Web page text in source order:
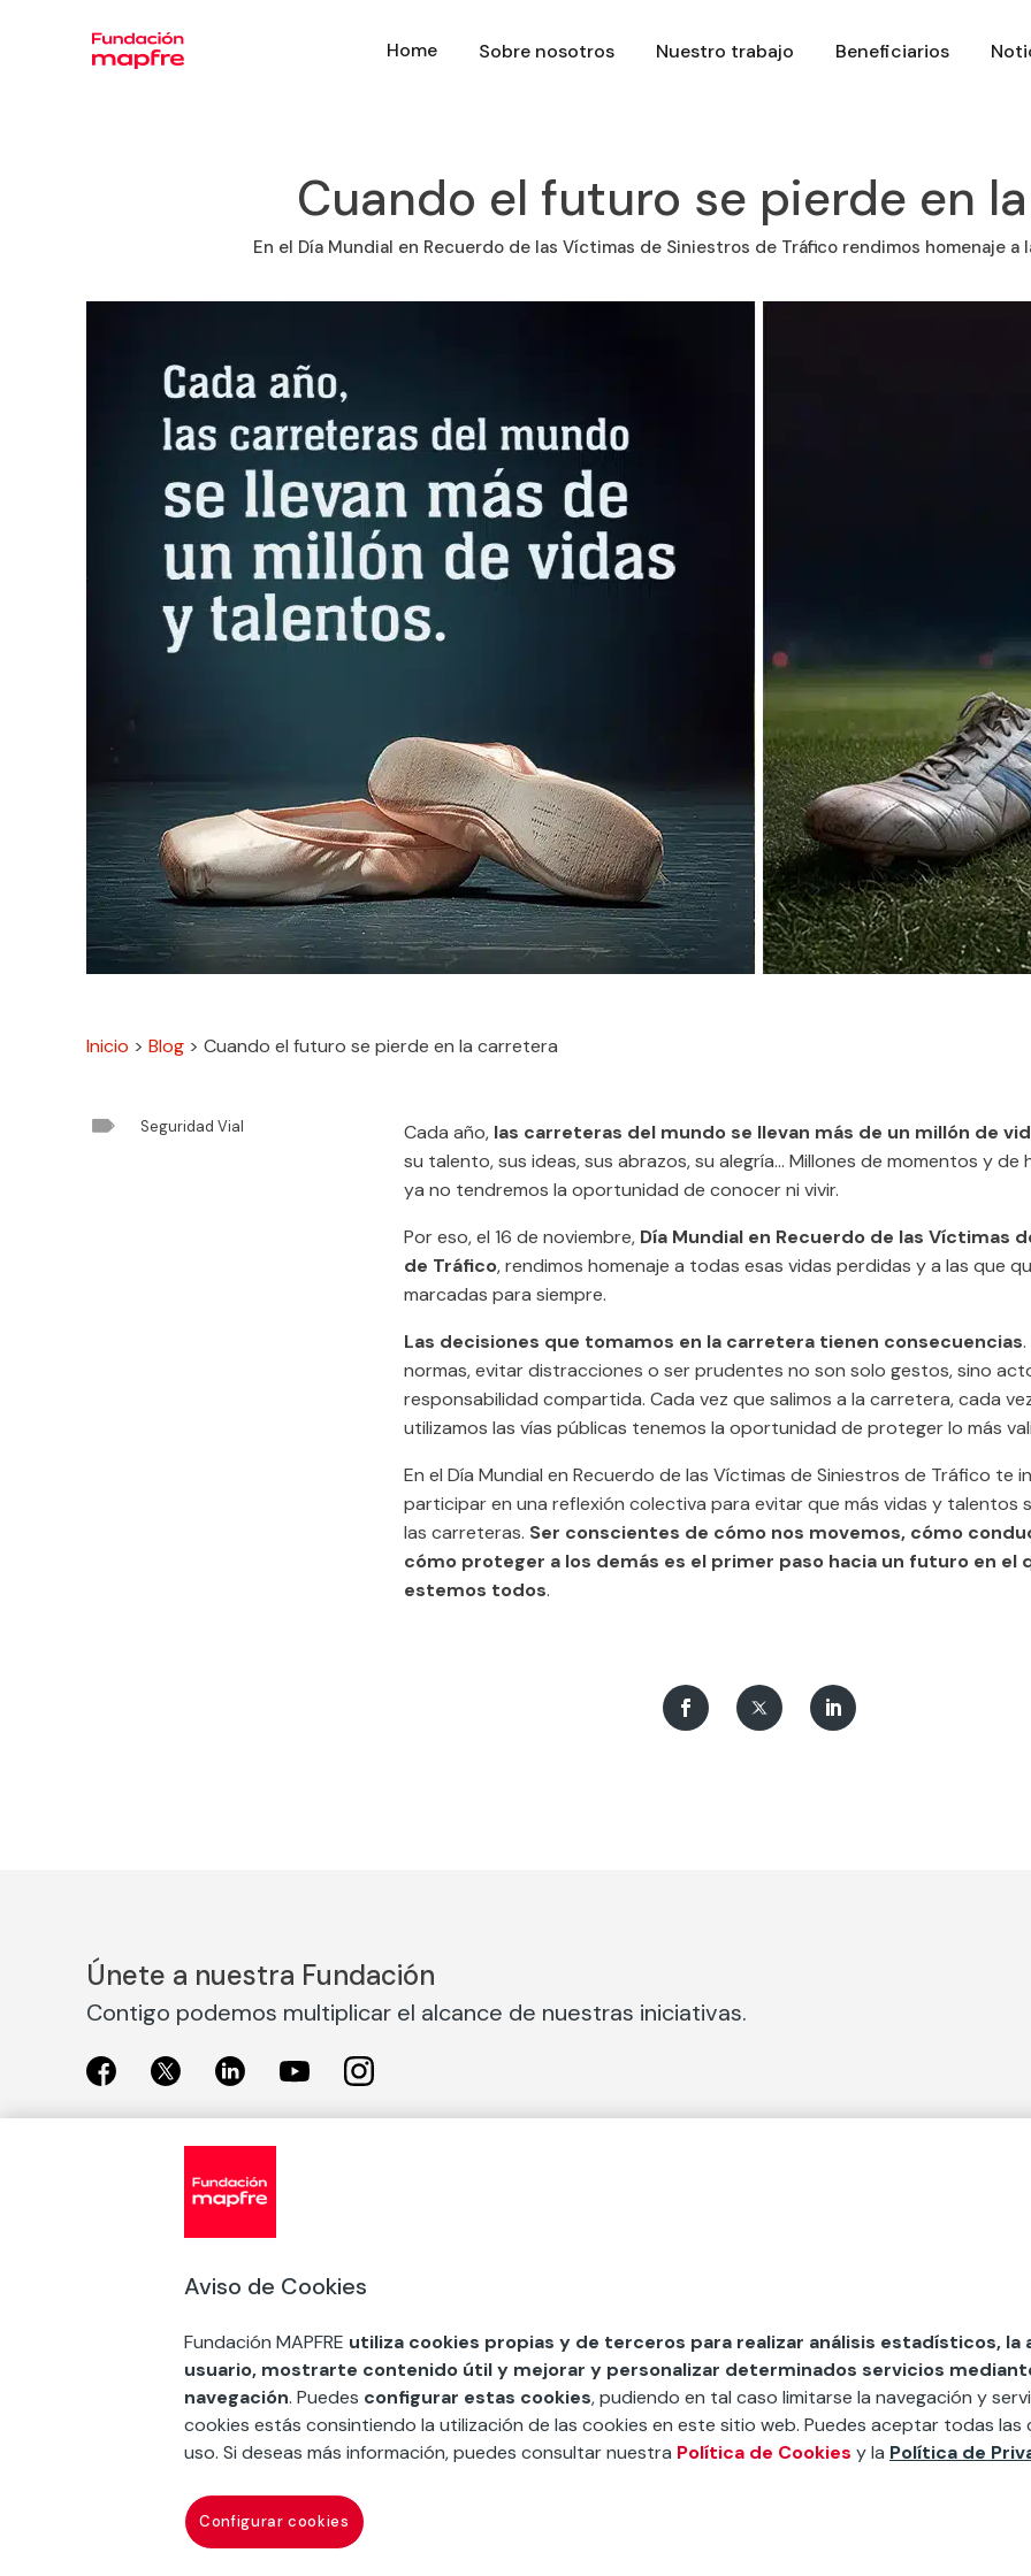
Home Sobre nosotros Nuestro trabajo Beneficiarios
Cuando el futuro se pierde en
En el Día Mundial en Recuerdo de las Víctimas de Siniestros de Tráfico rendimos homenaje
Inicio > Blog > Cuando el futuro se pierde en la carretera
 Seguridad Vial Cada año, las carreteras del mundo se llevan más de un millón de
su talento, sus ideas, sus abrazos, su alegría… Millones de momentos y de
ya no tendremos la oportunidad de conocer ni vivir.
Por eso, el 16 de noviembre, Día Mundial en Recuerdo de las Víctimas
de Tráfico, rendimos homenaje a todas esas vidas perdidas y a las que
marcadas para siempre.
Las decisiones que tomamos en la carretera tienen consecuencias
normas, evitar distracciones o ser prudentes no son solo gestos, sino
responsabilidad compartida. Cada vez que salimos a la carretera, cada
utilizamos las vías públicas tenemos la oportunidad de proteger lo más
En el Día Mundial en Recuerdo de las Víctimas de Siniestros de Tráfico te
participar en una reflexión colectiva para evitar que más vidas y talentos
las carreteras. Ser conscientes de cómo nos movemos, cómo
cómo proteger a los demás es el primer paso hacia un futuro en el
estemos todos.
Únete a nuestra Fundación
Contigo podemos multiplicar el alcance de nuestras iniciativas.
Exposiciones en Madrid
Exposiciones en Barcelona
COMPRAR ENTRADA
Premios y ayudas
FSE+
Contacto
Nuestros Podcast
Sistema Interno de Información
Sala de Prensa
Fundación Mapfre Canarias
Aviso de Cookies
Fundación MAPFRE utiliza cookies propias y de terceros para realizar análisis estadísticos, la
usuario, mostrarte contenido útil y mejorar y personalizar determinados servicios
navegación. Puedes configurar estas cookies, pudiendo en tal caso limitarse la navegación y
cookies estás consintiendo la utilización de las cookies en este sitio web. Puedes aceptar todas las
uso. Si deseas más información, puedes consultar nuestra Política de Cookies y la Política de
Configurar cookies